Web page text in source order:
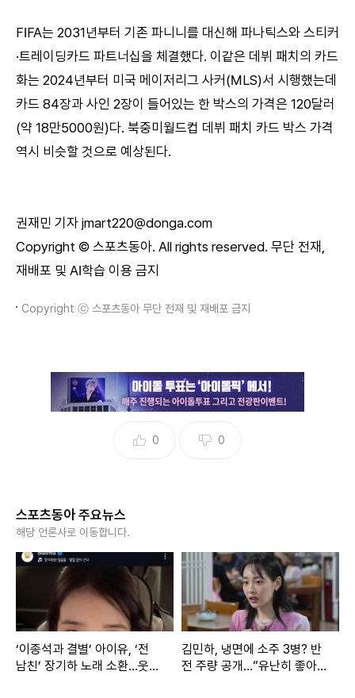
FIFA는 2031년부터 기존 파니니를 대신해 파나틱스와 스티커
·트레이딩카드 파트너십을 체결했다. 이같은 데뷔 패치의 카드
화는 2024년부터 미국 메이저리그 사커(MLS)서 시행했는데
카드 84장과 사인 2장이 들어있는 한 박스의 가격은 120달러
(약 18만5000원)다. 북중미월드컵 데뷔 패치 카드 박스 가격
역시 비슷할 것으로 예상된다.
권재민 기자 jmart220@donga.com
Copyright © 스포츠동아. All rights reserved. 무단 전재,
재배포 및 AI학습 이용 금지
Copyright ⓒ 스포츠동아 무단 전재 및 재배포 금지
0 0
스포츠동아 주요뉴스
해당 언론사로 이동합니다.
‘이종석과 결별’ 아이유, ‘전
남친’ 장기하 노래 소환…웃픈
김민하, 냉면에 소주 3병? 반
전 주량 공개…“유난히 좋아